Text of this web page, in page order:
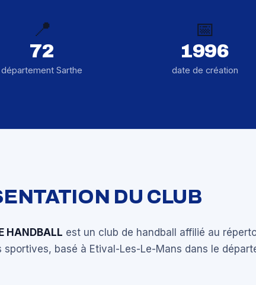
📍
72
département Sarthe
📅
1996
date de création
DU CLUB
HANDBALL est un club de handball affilié au
sportives, basé à Etival-Les-Le-Mans dans le